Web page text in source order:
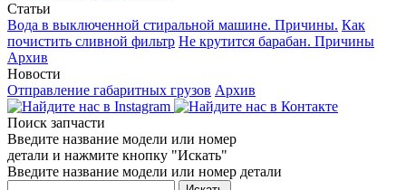
Статьи
Вода в выключенной стиральной машине. Причины. Как
почистить сливной фильтр Не крутится барабан. Причины
Архив
Новости
Отправление габаритных грузов Архив
Поиск запчасти
Введите название модели или номер
детали и нажмите кнопку "Искать"
Введите название модели или номер детали